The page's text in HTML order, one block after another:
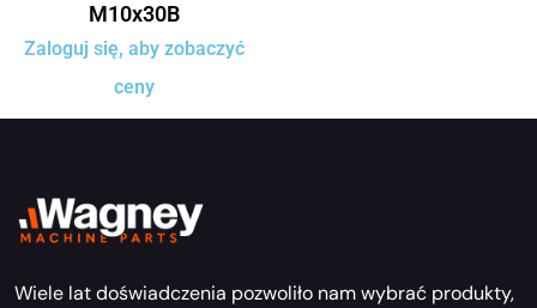
M10x30B
Zaloguj się, aby zobaczyć
ceny
Wiele lat doświadczenia pozwoliło nam wybrać produkty,